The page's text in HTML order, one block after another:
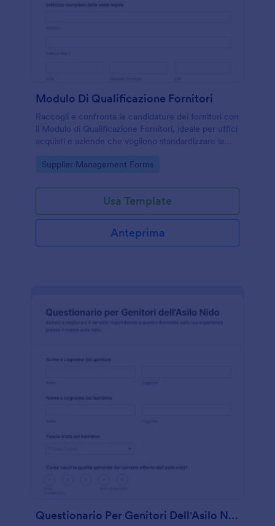
Modulo Di Qualificazione Fornitori
Raccogli e confronta le candidature dei fornitori con
il Modulo di Qualificazione Fornitori, ideale per uffici
acquisti e aziende che vogliono standardizzare la
ordinato.
Go to Category:
Supplier Management Forms
Usa Template
Anteprima
Questionario Per Genitori Dell'Asilo Nido